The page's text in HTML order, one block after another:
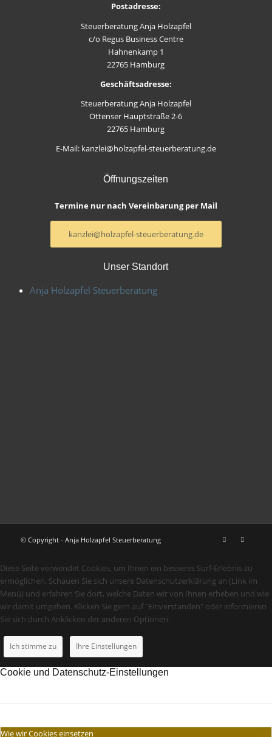
Postadresse:
Steuerberatung Anja Holzapfel
c/o Regus Business Centre
Hahnenkamp 1
22765 Hamburg
Geschäftsadresse:
Steuerberatung Anja Holzapfel
Ottenser Hauptstraße 2-6
22765 Hamburg
E-Mail: kanzlei@holzapfel-steuerberatung.de
Öffnungszeiten
Termine nur nach Vereinbarung per Mail
kanzlei@holzapfel-steuerberatung.de
Unser Standort
Anja Holzapfel Steuerberatung
© Copyright - Anja Holzapfel Steuerberatung
Diese Seite verwendet Cookies, um Ihnen ein besseres Surf-Erlebnis zu
ermöglichen. Schauen Sie sich unsere Datenschutzerklärung an (Link im
Menü) und erfahren Sie dort, welche Daten wir von Ihnen erheben und wie
wir damit umgehen. Klicken Sie gern auf "Einverstanden" oder informieren
Sie sich durch Anklicken der anderen Optionen.
Ich stimme zu Ihre Einstellungen
Cookie und Datenschutz-Einstellungen
Wie wir Cookies einsetzen